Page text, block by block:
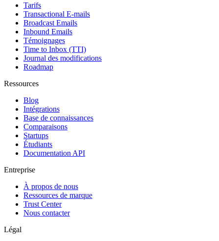
Tarifs
Transactional E-mails
Broadcast Emails
Inbound Emails
Témoignages
Time to Inbox (TTI)
Journal des modifications
Roadmap
Ressources
Blog
Intégrations
Base de connaissances
Comparaisons
Startups
Étudiants
Documentation API
Entreprise
À propos de nous
Ressources de marque
Trust Center
Nous contacter
Légal